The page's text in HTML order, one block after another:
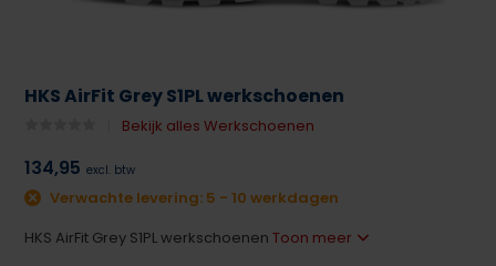
HKS AirFit Grey S1PL werkschoenen
Bekijk alles Werkschoenen
134,95 excl. btw
Verwachte levering: 5 - 10 werkdagen
HKS AirFit Grey S1PL werkschoenenToon meer